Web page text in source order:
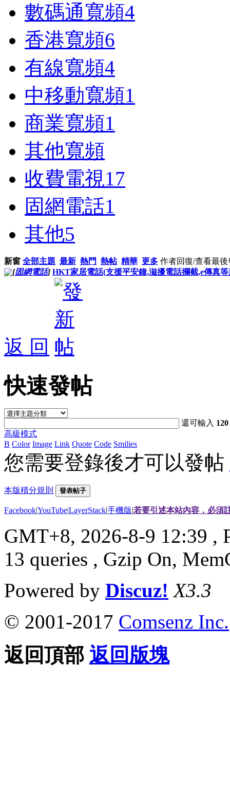
數碼通寬頻4
香港寬頻6
有線寬頻4
中移動寬頻1
商業寬頻1
其他寬頻
收費電視17
固網電話1
其他5
新窗 全部主題 最新 熱門 熱帖 精華 更多 作者回復/查看最後
[固網電話] HKT家居電話(支援平安鐘,滋擾電話攔截,e傳真
返 回
快速發帖
還可輸入 120
高級模式
B Color Image Link Quote Code Smilies
您需要登錄後才可以發帖
本版積分規則 發表帖子
Facebook|YouTube|LayerStack|手機版|若要引述本站內容，必須
GMT+8, 2026-8-9 12:39 ,
13 queries , Gzip On,
Powered by Discuz! X3.3
© 2001-2017 Comsenz Inc.
返回頂部 返回版塊